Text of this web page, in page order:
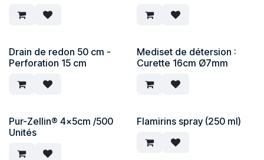
Drain de redon 50 cm -
Perforation 15 cm
Mediset de détersion :
Curette 16cm Ø7mm
Pur-Zellin® 4x5cm /500
Unités
Flamirins spray (250 ml)